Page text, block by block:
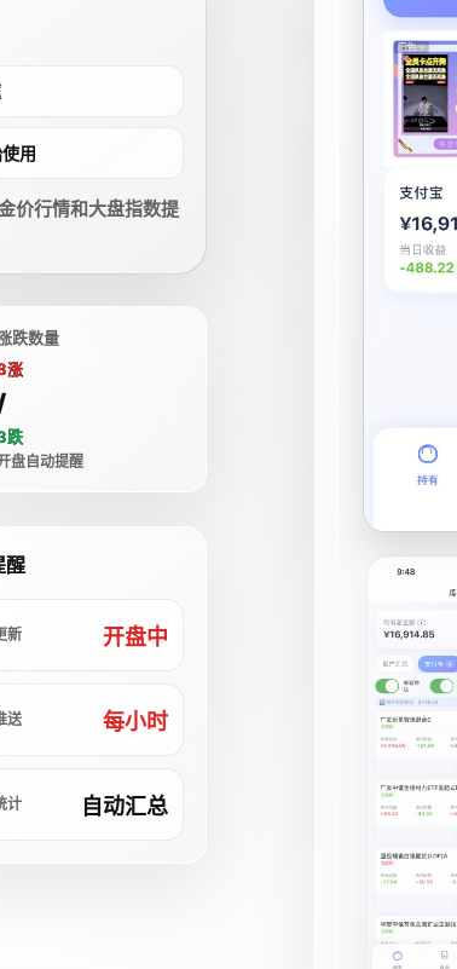
用
价行情和大盘指数提
跌数量
涨
跌
盘自动提醒
醒
新 开盘中
送 每小时
计 自动汇总